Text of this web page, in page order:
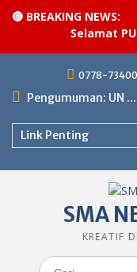
🔴 BREAKING NEWS:
Selamat
content
0778-
Pengumuman: UN ...
Link Penting
SMA
KREATIF
Search